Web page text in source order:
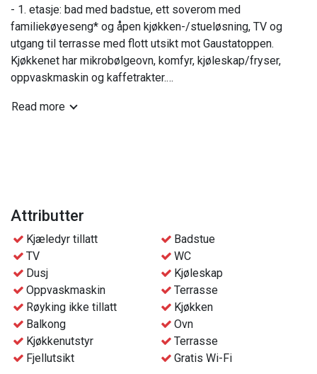
- 1. etasje: bad med badstue, ett soverom med
familiekøyeseng* og åpen kjøkken-/stueløsning, TV og
utgang til terrasse med flott utsikt mot Gaustatoppen.
Kjøkkenet har mikrobølgeovn, komfyr, kjøleskap/fryser,
oppvaskmaskin og kaffetrakter.
soverom med to køyesenger.
- Sengetøy og håndklær er inkludert pr person i bookingen.
kapasitet
- Gratis parkeringsplass i nærheten av hyttene
- Gratis Wifi
- Avfallshåndtering i nærheten av hyttene
- Sluttvask av hytten bestilles i forkant av oppholdet, til et
ekstra tillegg.
- Innsjekk og nøkkelhenting skjer i resepsjonen på
Gaustablikk Fjellresort fra kl. 16:00
Read more
Attributter
Kjæledyr tillatt
Badstue
TV
WC
Dusj
Kjøleskap
Oppvaskmaskin
Terrasse
Røyking ikke tillatt
Kjøkken
Balkong
Ovn
Kjøkkenutstyr
Terrasse
Fjellutsikt
Gratis Wi-Fi